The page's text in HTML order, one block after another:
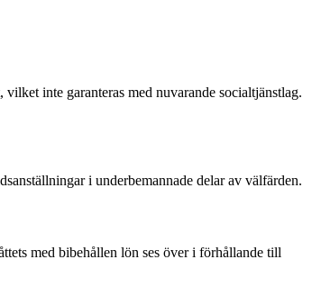
inte garanteras med nuvarande socialtjänstlag.
i underbemannade delar av välfärden.
med bibehållen lön ses över i förhållande till